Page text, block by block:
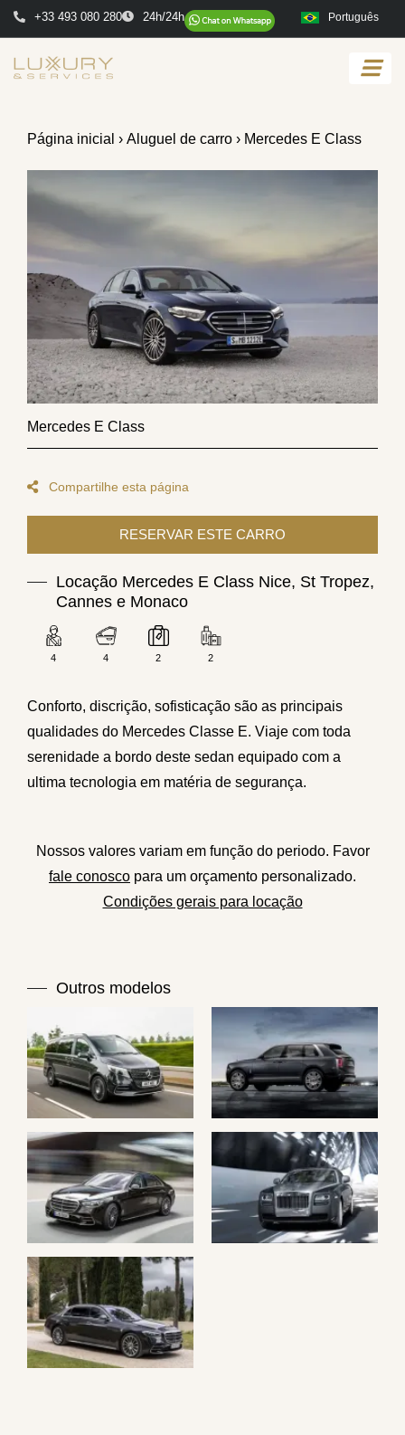
+33 493 080 280 24h/24h Português
Página inicial › Aluguel de carro › Mercedes E Class
Mercedes E Class
Compartilhe esta página
Locação Mercedes E Class Nice, St Tropez,
Cannes e Monaco
4 4 2 2
Conforto, discrição, sofisticação são as principais
qualidades do Mercedes Classe E. Viaje com toda
serenidade a bordo deste sedan equipado com a
ultima tecnologia em matéria de segurança.
Nossos valores variam em função do periodo. Favor
fale conosco para um orçamento personalizado.
Condições gerais para locação
Outros modelos